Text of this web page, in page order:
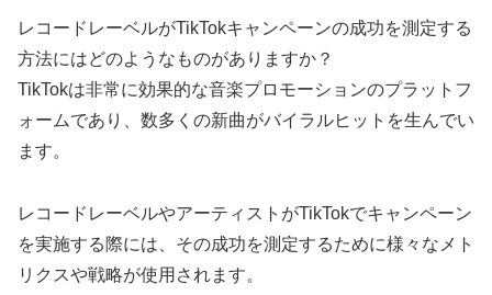
レコードレーベルがTikTokキャンペーンの成功を測定する
方法にはどのようなものがありますか？
TikTokは非常に効果的な音楽プロモーションのプラットフ
ォームであり、数多くの新曲がバイラルヒットを生んでい
ます。
レコードレーベルやアーティストがTikTokでキャンペーン
を実施する際には、その成功を測定するために様々なメト
リクスや戦略が使用されます。